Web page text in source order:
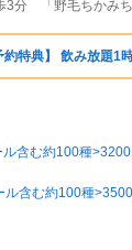
約特典】 飲み放題1
含む約100種
ル含む約100種